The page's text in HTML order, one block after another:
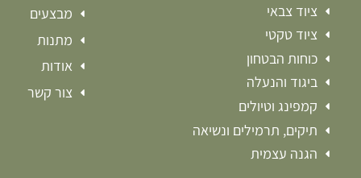
ציוד צבאי
ציוד טקטי
כוחות הבטחון
ביגוד והנעלה
קמפינג וטיולים
תיקים, תרמילים ונשיאה
הגנה עצמית
מבצעים
מתנות
אודות
צור קשר